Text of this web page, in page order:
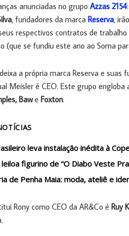
anunciadas no grupo Azzas 2154:
, fundadores da marca Reserva,
respectivos contratos de
(que se fundiu este ano ao Soma
a própria marca Reserva e suas
Meisler é CEO. Este grupo engloba
Bawe Foxton.
leva instalação inédita à
leiloa figurino de “O Diabo Veste
de Penha Maia: moda, ateliê e
Rony como CEO da AR&Co é Ruy